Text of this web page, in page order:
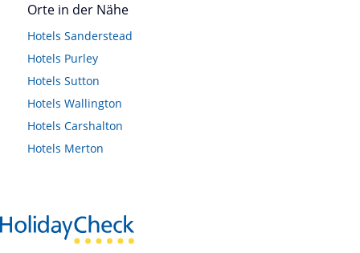
Orte in der Nähe
Hotels Sanderstead
Hotels Purley
Hotels Sutton
Hotels Wallington
Hotels Carshalton
Hotels Merton